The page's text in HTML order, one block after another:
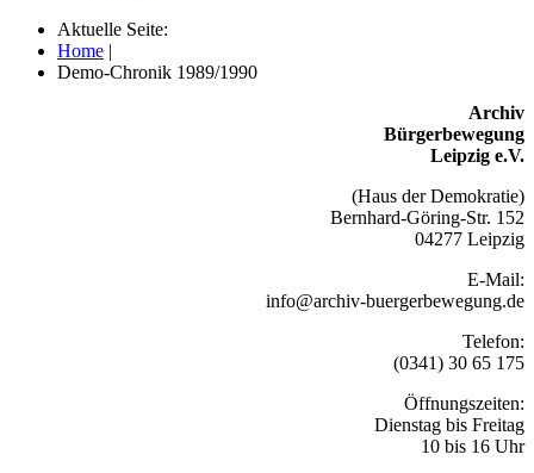
Aktuelle Seite:
Home |
Demo-Chronik 1989/1990
Archiv
Bürgerbewegung
Leipzig e.V.
(Haus der Demokratie)
Bernhard-Göring-Str. 152
04277 Leipzig
E-Mail:
info@archiv-buergerbewegung.de
Telefon:
(0341) 30 65 175
Öffnungszeiten:
Dienstag bis Freitag
10 bis 16 Uhr